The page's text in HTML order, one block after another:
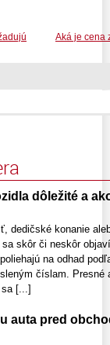
Aká je cena
dôležité a
dedičské konanie
skôr či neskôr
na odhad
číslam. Presné
sa [...]
auta pred